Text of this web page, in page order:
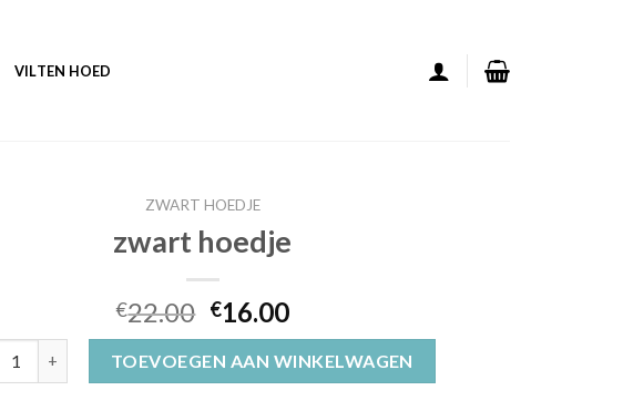
VILTEN HOED
ZWART HOEDJE
zwart hoedje
€22.00 €16.00
TOEVOEGEN AAN WINKELWAGEN